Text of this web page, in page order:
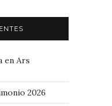
en Ars
2026